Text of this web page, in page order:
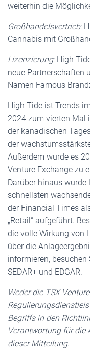
weiterhin die
Großhandelsvertrieb:
Cannabis mit
Lizenzierung: High
neue Partnerschaften
Namen Famous
High Tide ist Trends
2024 zum vierten Mal
der kanadischen
der
Außerdem wurde es
Venture Exchange zu
Darüber hinaus wurde
schnellsten
der Financial Times
„Retail“ aufgeführt.
die volle Wirkung von
über die
informieren,
SEDAR+ und EDGAR.
Weder die TSX
Begriffs in den
Verantwortung für die
dieser Mitteilung.